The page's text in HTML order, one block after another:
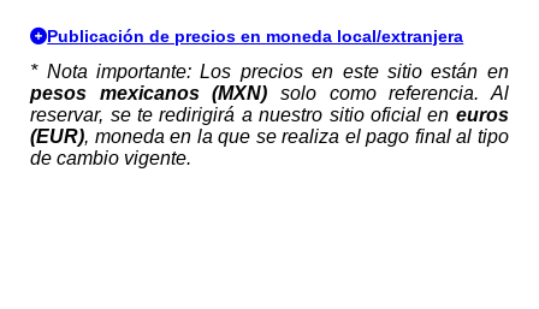
Publicación de precios en moneda local/extranjera
* Nota importante: Los precios en este sitio están en
pesos mexicanos (MXN) solo como referencia. Al
reservar, se te redirigirá a nuestro sitio oficial en euros
(EUR), moneda en la que se realiza el pago final al tipo
de cambio vigente.